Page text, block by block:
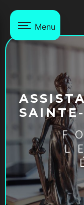
Menu